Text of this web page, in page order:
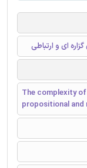
ای و ارتباطی
The complexity
propositional and